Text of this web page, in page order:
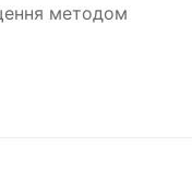
методом